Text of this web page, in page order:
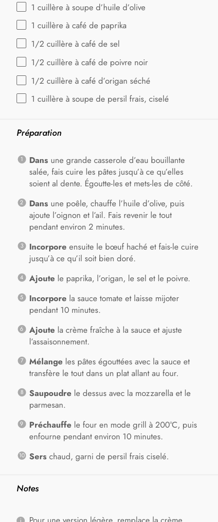
1 cuillère à soupe d’huile d’olive
1 cuillère à café de paprika
1/2 cuillère à café de sel
1/2 cuillère à café de poivre noir
1/2 cuillère à café d’origan séché
1 cuillère à soupe de persil frais, ciselé
Préparation
Dansune grande casserole d’eau bouillante
salée, fais cuire les pâtes jusqu’à ce qu’elles
soient al dente. Égoutte-les et mets-les de côté.
Dansune poêle, chauffe l’huile d’olive, puis
ajoute l’oignon et l’ail. Fais revenir le tout
pendant environ 2 minutes.
Incorpore ensuite le bœuf haché et fais-le cuire
jusqu’à ce qu’il soit bien doré.
Ajoute le paprika, l’origan, le sel et le poivre.
Incorpore la sauce tomate et laisse mijoter
pendant 10 minutes.
Ajoute la crème fraîche à la sauce et ajuste
l’assaisonnement.
Mélange les pâtes égouttées avec la sauce et
transfère le tout dans un plat allant au four.
Saupoudre le dessus avec la mozzarella et le
parmesan.
Préchauffe le four en mode grill à 200°C, puis
enfourne pendant environ 10 minutes.
Serschaud, garni de persil frais ciselé.
Notes